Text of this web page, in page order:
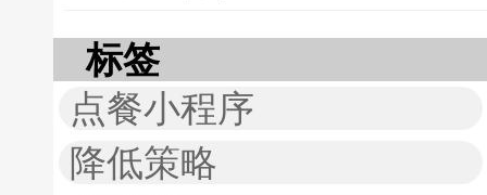
标签
点餐小程序
降低策略